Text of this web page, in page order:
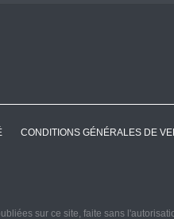
CONDITIONS GÉNÉRALES DE
sur ce site, faite sans